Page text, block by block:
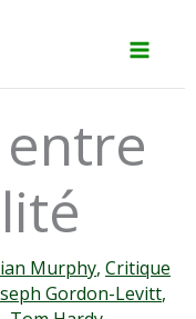
Murphy, Critique
Gordon-Levitt,